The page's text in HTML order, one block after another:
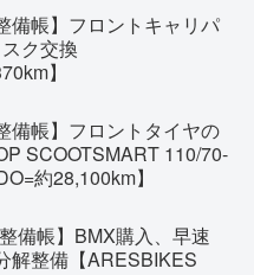
備帳】フロントキャリパ
ク交換
】
備帳】フロントタイヤの
SCOOTSMART 110/70-
約28,100km】
備帳】BMX購入、早速
解整備【ARESBIKES